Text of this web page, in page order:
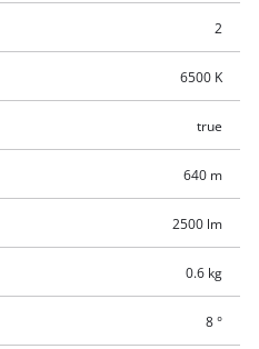
2
6500 K
true
640 m
2500 lm
0.6 kg
8 °